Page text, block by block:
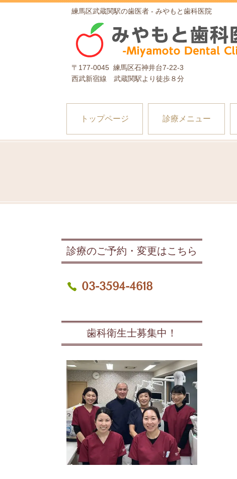
練馬区武蔵関駅の歯医者 - みやもと歯科医院
〒177-0045 練馬区石神井台7-22-3
西武新宿線 武蔵関駅より徒歩８分
トップページ 診療メニュー
診療のご予約・変更はこちら
03-3594-4618
歯科衛生士募集中！